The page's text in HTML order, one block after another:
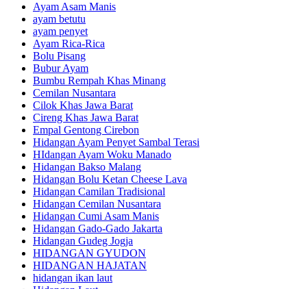
Ayam Asam Manis
ayam betutu
ayam penyet
Ayam Rica-Rica
Bolu Pisang
Bubur Ayam
Bumbu Rempah Khas Minang
Cemilan Nusantara
Cilok Khas Jawa Barat
Cireng Khas Jawa Barat
Empal Gentong Cirebon
Hidangan Ayam Penyet Sambal Terasi
HIdangan Ayam Woku Manado
Hidangan Bakso Malang
Hidangan Bolu Ketan Cheese Lava
Hidangan Camilan Tradisional
Hidangan Cemilan Nusantara
Hidangan Cumi Asam Manis
Hidangan Gado-Gado Jakarta
Hidangan Gudeg Jogja
HIDANGAN GYUDON
HIDANGAN HAJATAN
hidangan ikan laut